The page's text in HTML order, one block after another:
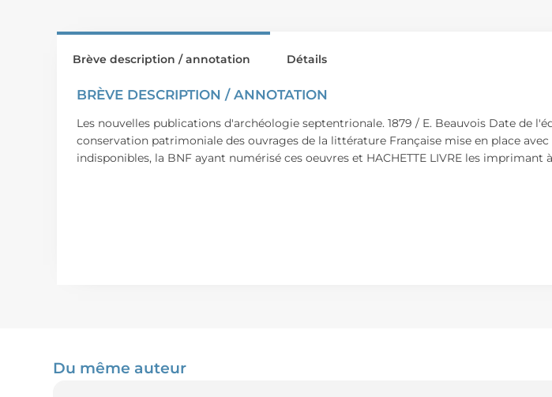
Brève description / annotation
BRÈVE DESCRIPTION / ANNOTATION
Les nouvelles publications d'archéologie septentrionale. 1879 / E. Beauvois Date de
conservation patrimoniale des ouvrages de la littérature Française mise en place
indisponibles, la BNF ayant numérisé ces oeuvres et HACHETTE LIVRE les
Détails
Du même auteur